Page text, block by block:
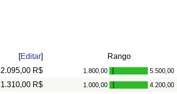
[Editar]
Rango
2.095,00 R$ 1.800,00 - 5.500,00
1.310,00 R$ 1.000,00 - 4.200,00